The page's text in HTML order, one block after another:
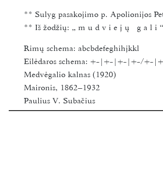
** Sulyg pasakojimo p. Apolionijos
** Iš žodžių: „ m u d v i e j ų   g a l i “
Rimų schema: abcbdefeghihjkkl
Eilėdaros schema: +-|+-|+-|+-/+-
Medvėgalio kalnas (1920)
Maironis, 1862–1932
Paulius V. Subačius
general editor